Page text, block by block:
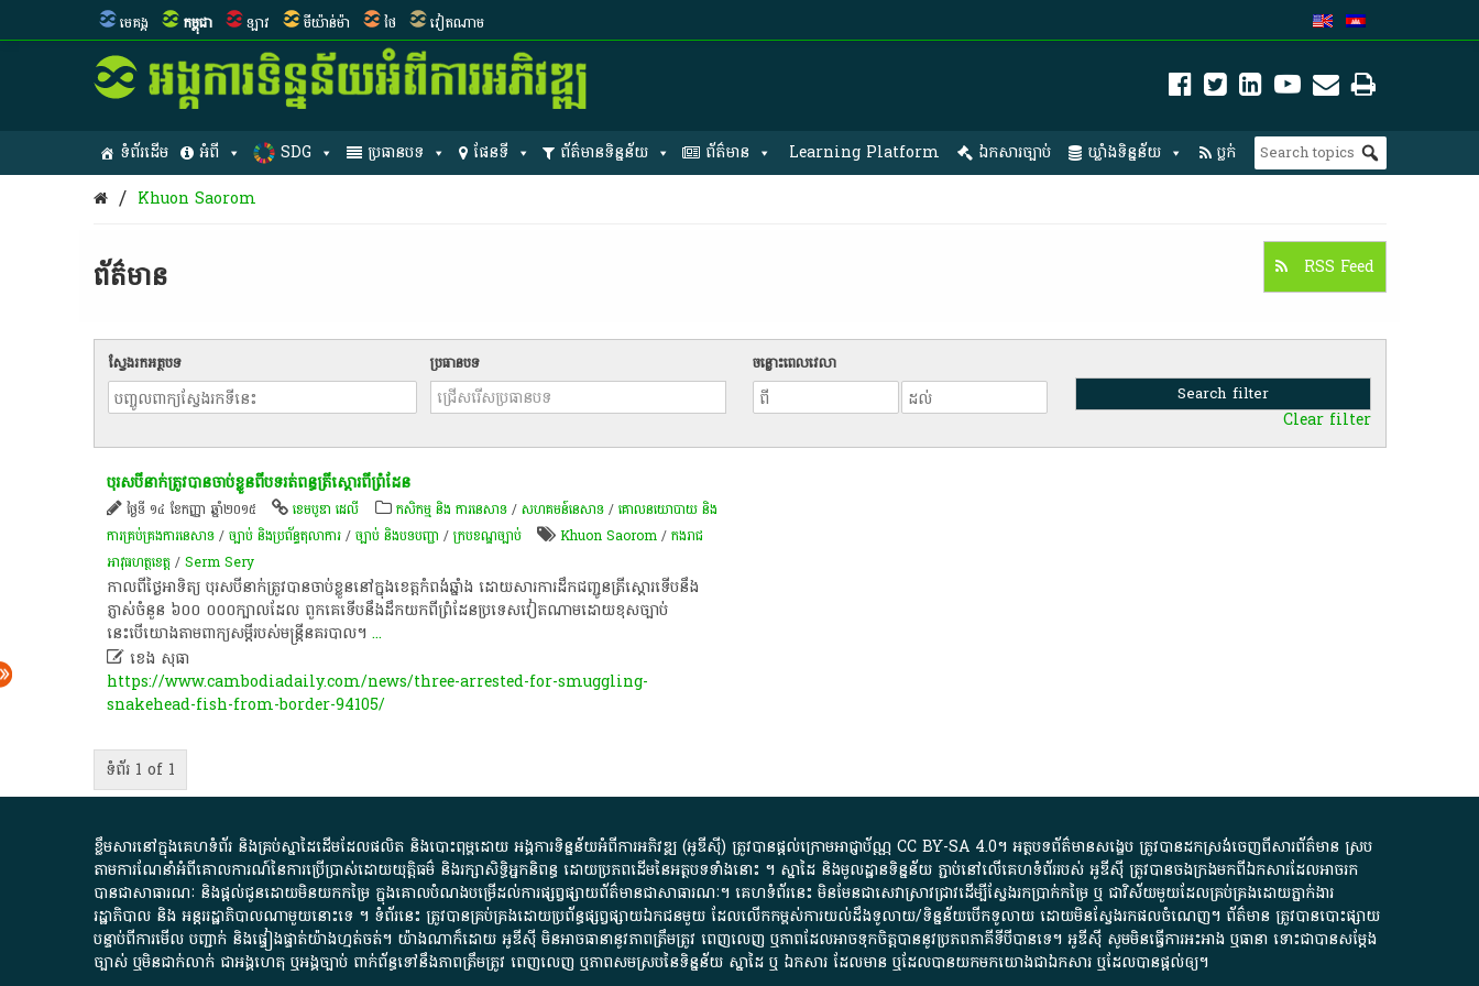
មេគង្គ កម្ពុជា ឡាវ មីយ៉ាន់ម៉ា ថៃ វៀតណាម
ទំព័រដើម អំពី SDG ប្រធានបទ ផែនទី ព័ត៌មានទិន្នន័យ ព័ត៌មាន Learning Platform ឯកសារច្បាប់ ឃ្លាំងទិន្នន័យ ប្លក់
/ Khuon Saorom
ព័ត៌មាន​ RSS Feed
ស្វែងរកអត្ថបទ ប្រធានបទ ចន្លោះពេលវេលា
Clear filter
បុរសបីនាក់ត្រូវបានចាប់ខ្លួនពីបទរត់ពន្ធត្រីស្តោរពីព្រំដែន
ថ្ងៃទី ១៤ ខែកញ្ញា ឆ្នាំ២០១៥ ខេមបូឌា ដេលី កសិកម្ម​ និង​ ការ​នេ​សាទ​/សហគមន៍នេសាទ/គោលនយោបាយ និង
ការគ្រប់គ្រងការនេសាទ/ច្បាប់ និងប្រព័ន្ធតុលាការ/ច្បាប់ និងបទបញ្ជា /ក្របខណ្ឌច្បាប់ Khuon Saorom/កងរាជ​
អាវុធហត្ថ​ខេត្ត​/Serm Sery
កាលពីថ្ងៃអាទិត្យ បុរសបីនាក់ត្រូវបានចាប់ខ្លួននៅក្នុងខេត្តកំពង់ឆ្នាំង ដោយសារការដឹកជញ្ជូនត្រីស្តោរទើបនឹង
ភ្ញាស់ចំនួន ៦០០ ០០០ក្បាលដែល ពួកគេទើបនឹងដឹកយកពីព្រំដែនប្រទេសវៀតណាមដោយខុសច្បាប់
នេះបើយោងតាមពាក្យសម្តីរបស់មន្ត្រីនគរបាល។ ...
ខេង​ សុធា​
https://www.cambodiadaily.com/news/three-arrested-for-smuggling-
snakehead-fish-from-border-94105/
ទំព័រ 1 of 1
ខ្លឹមសារ​នៅ​ក្នុង​គេហទំព័រ និង​គ្រប់​ស្នា​ដៃ​ដើម​ដែល​ផលិត​ និង​បោះពុម្ព​ដោយ​ អង្គការ​ទិន្នន័យ​អំពី​ការអភិវឌ្ឍ​​ (អូ​ឌី​ស៊ី)​ ត្រូវ​បាន​ផ្តល់​ក្រោម​អាជ្ញាប័ណ្ណ​ CC BY-SA 4.0។​ អត្ថបទ​ព័ត៌មាន​សង្ខេប​ ត្រូវ​បាន​ដកស្រង់​ចេញពី​សារព័ត៌មាន ស្រប
តាមការ​ណែនាំ​អំពី​គោលការណ៍​នៃ​ការ​ប្រើប្រាស់​ដោយ​យុត្តិធម៌​ និង​រក្សាសិទ្ធិអ្នកនិពន្ធ ដោយ​ប្រភពដើម​នៃ​​អត្ថបទទាំង​នោះ​ ។​ ស្នាដៃ​ និង​មូលដ្ឋាន​ទិន្នន័យ ​ភ្ជាប់​នៅ​លើ​គេហទំព័រ​របស់​ អូ​ឌី​ស៊ី​ ត្រូវ​បាន​ចងក្រង​មក​ពី​ឯកសារ​ដែល​អាច​រក​
បានជា​សាធារណៈ​ និង​ផ្តល់​ជូន​ដោយ​មិន​យក​កម្រៃ​ ក្នុង​គោលបំណង​បម្រើ​ដល់ការ​ផ្សព្វផ្សាយ​ព័ត៌មាន​ជា​សាធារណៈ​។​ គេហទំព័រ​នេះ​ មិនមែន​ជា​សេវា​ស្រាវជ្រាវ​ដើម្បី​ស្វែងរកប្រាក់​កម្រៃ​ ឬ​ ជា​វិស័យ​មួយ​ដែល​គ្រប់គ្រង​ដោយ​ភ្នាក់ងារ​
រដ្ឋាភិបាល​ និង ​អន្តររដ្ឋាភិបាល​ណាមួយ​នោះ​ទេ ​។​ ទំព័រ​នេះ​ ត្រូវ​បាន​គ្រប់គ្រង​ដោយ​ប្រព័ន្ធ​ផ្សព្វផ្សាយ​ឯកជន​មួយ​ ដែល​លើកកម្ពស់​ការ​យល់​ដឹង​ទូលាយ​/​ទិន្នន័យ​បើក​ទូលាយ​ ដោយ​មិនស្វែង​រក​ផល​ចំណេញ​។​ ព័ត៌មាន​ ត្រូវ​បាន​បោះផ្សាយ​
បន្ទាប់​ពី​ការ​មើល​ បញ្ជាក់​ និង​ផ្ទៀងផ្ទាត់​យ៉ាង​ហ្មត់ចត់​។​ យ៉ាងណា​ក៏​ដោយ​ អូ​ឌី​ស៊ី​ មិន​អាច​ធានា​នូវ​ភាព​ត្រឹមត្រូវ​ ពេញលេញ​ ឬ​ភាព​ដែល​អាច​ទុកចិត្ត​បាននូវ​ប្រភព​ភាគី​ទី​បី​បាន​ទេ​។​ អូ​ឌី​ស៊ី​ សូម​មិន​ធ្វើការ​អះអាង​ ឬ​ធានា​ ទោះជា​បាន​សម្តែង​
ច្បាស់​ ឬ​មិន​ជាក់លាក់​ ជា​អង្គហេតុ​ ឬ​អង្គច្បាប់​ ពាក់ព័ន្ធ​ទៅ​នឹង​ភាព​ត្រឹមត្រូវ​ ពេញលេញ​ ឬ​ភាព​សម​ស្រប​នៃ​ទិន្នន័យ​ ស្នាដៃ​ ឬ​ ឯកសារ​ ដែល​មាន​ ឬ​ដែល​បាន​យក​មក​យោង​ជា​ឯកសារ​ ឬ​ដែល​បាន​ផ្តល់​ឲ្យ​។